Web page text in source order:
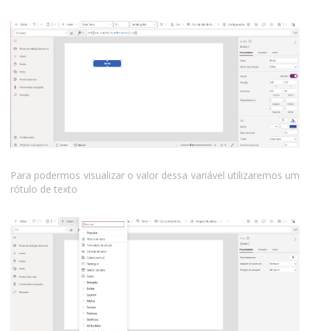
Para podermos visualizar o valor dessa variável utilizaremos um
rótulo de texto